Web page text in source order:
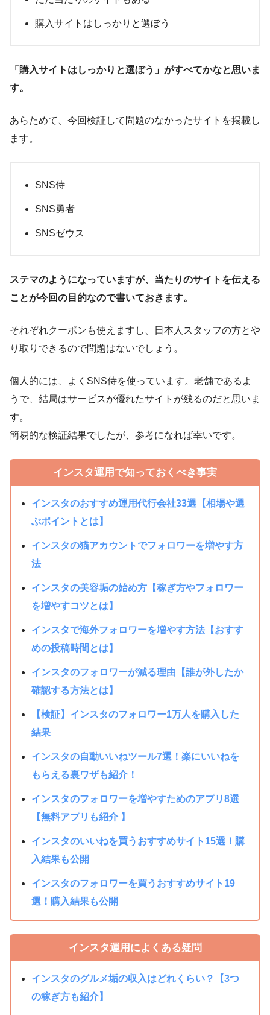
購入サイトはしっかりと選ぼう
「購入サイトはしっかりと選ぼう」がすべてかなと思いま
す。
あらためて、今回検証して問題のなかったサイトを掲載し
ます。
SNS侍
SNS勇者
SNSゼウス
ステマのようになっていますが、当たりのサイトを伝える
ことが今回の目的なので書いておきます。
それぞれクーポンも使えますし、日本人スタッフの方とや
り取りできるので問題はないでしょう。
個人的には、よくSNS侍を使っています。老舗であるよ
うで、結局はサービスが優れたサイトが残るのだと思いま
す。
簡易的な検証結果でしたが、参考になれば幸いです。
インスタ運用で知っておくべき事実
インスタのおすすめ運用代行会社33選【相場や選
ぶポイントとは】
インスタの猫アカウントでフォロワーを増やす方
法
インスタの美容垢の始め方【稼ぎ方やフォロワー
を増やすコツとは】
インスタで海外フォロワーを増やす方法【おすす
めの投稿時間とは】
インスタのフォロワーが減る理由【誰が外したか
確認する方法とは】
【検証】インスタのフォロワー1万人を購入した
結果
インスタの自動いいねツール7選！楽にいいねを
もらえる裏ワザも紹介！
インスタのフォロワーを増やすためのアプリ8選
【無料アプリも紹介 】
インスタのいいねを買うおすすめサイト15選！購
入結果も公開
インスタのフォロワーを買うおすすめサイト19
選！購入結果も公開
インスタ運用によくある疑問
インスタのグルメ垢の収入はどれくらい？【3つ
の稼ぎ方も紹介】